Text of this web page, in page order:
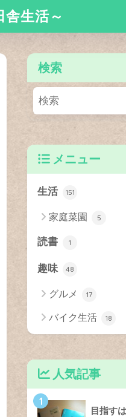
生活～
検索
メニュー
生活 151
家庭菜園 5
読書 1
趣味 48
グルメ 17
バイク生活 18
人気記事
1
目指す